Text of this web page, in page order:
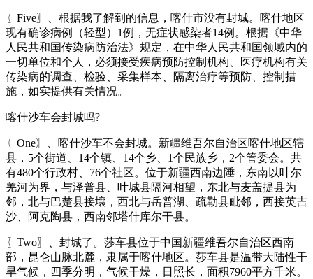
〖Five〗、根据我了解到的信息，喀什市没有封城。喀什地区
现有确诊病例（轻型）1例，无症状感染者14例。根据《中华
人民共和国传染病防治法》规定，在中华人民共和国领域内的
一切单位和个人，必须接受疾病预防控制机构、医疗机构有关
传染病的调查、检验、采集样本、隔离治疗等预防、控制措
施，如实提供有关情况。
喀什沙车会封城吗?
〖One〗、喀什沙车不会封城。新疆维吾尔自治区喀什地区辖
县，5个街道、14个镇、14个乡、1个民族乡，2个管委会。共
有480个行政村、76个社区。位于新疆西南边陲，东南以叶尔
羌河为界，与泽普县、叶城县隔河相望，东北与麦盖提县为
邻，北与巴楚县接壤，西北与岳普湖、疏勒县毗邻，西接英吉
沙、阿克陶县，西南邻塔什库尔干县。
〖Two〗、封城了。莎车县位于中国新疆维吾尔自治区西南
部，昆仑山脉北麓，隶属于喀什地区。莎车县是温带大陆性干
旱气候，四季分明，气候干燥，日照长，面积7960平方千米。